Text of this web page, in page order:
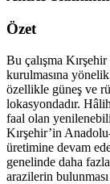
Özet
Bu çalışma
kurulmasına
özellikle güneş ve
lokasyondadır.
faal olan
Kırşehir’in
üretimine devam
genelinde daha
arazilerin